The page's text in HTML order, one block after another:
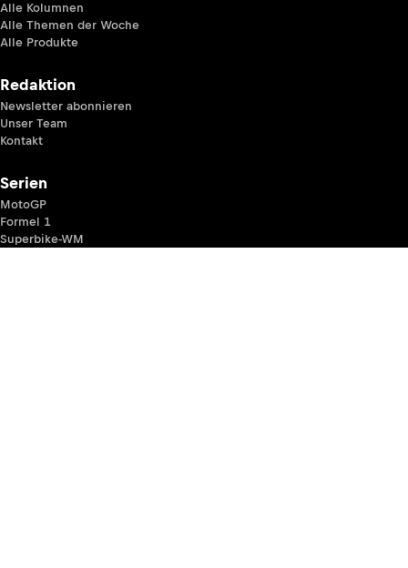
Alle Kolumnen
Alle Themen der Woche
Alle Produkte
Redaktion
Newsletter abonnieren
Unser Team
Kontakt
Serien
MotoGP
Formel 1
Superbike-WM